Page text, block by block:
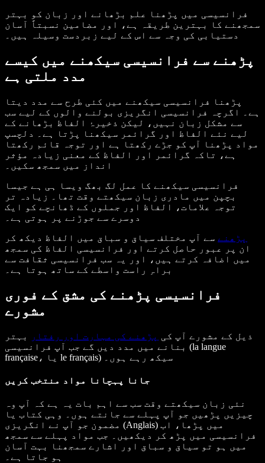
فرانسیسی میں پڑھنا علم بڑھانے اور زبان کو بہتر
سمجھنے کا بہترین طریقہ ہے، اور مضامین نسبتاً آسان
دستیابی کی وجہ سے اس کے لیے زبردست وسیلہ ہیں۔
پڑھنے سے فرانسیسی سیکھنے میں کیسے
مدد ملتی ہے
پڑھنا فرانسیسی سیکھنے میں کئی طرح سے مدد دیتا
ہے۔ اگرچہ فرانسیسی انگریزی بولنے والوں کے لیے سب
سے مشکل زبان نہیں، لیکن ذخیرۂ الفاظ بڑھانے کے
لیے نئے الفاظ اور گرائمر سیکھنا پڑتا ہے۔ دلچسپ
مواد پڑھنا آپ کو جڑے رکھتا ہے اور توجہ قائم رکھتا
ہے، تاکہ گرائمر اور الفاظ کے معنی زیادہ مؤثر
انداز میں سمجھ سکیں۔
فرانسیسی سیکھنے کا عمل لگ بھگ ویسا ہی ہے جیسا
بچپن میں مادری زبان سیکھتے وقت تھا۔ زیادہ تر
توجہ علامات، الفاظ اور جملوں کے ڈھانچے کو ایک
دوسرے سے جوڑنے پر ہوتی ہے۔
پڑھنے سے آپ مختلف سیاق و سباق میں الفاظ دیکھ کر
ان پر عبور حاصل کرتے اور فرانسیسی الفاظ کی سمجھ
میں اضافہ کرتے ہیں، اور یہ سب فرانسیسی ثقافت سے
براہِ راست واسطے کے ساتھ ہوتا ہے۔
فرانسیسی پڑھنے کی مشق کے فوری
مشورے
ذیل کے مشورے آپ کی پڑھنے کی مہارت اور رفتار
بہتر
بنانے میں مدد دیں گے جب آپ فرانسیسی (la langue
française، یا le français) سیکھ رہے ہوں۔
جانا پہچانا مواد منتخب کریں
نئی زبان سیکھتے وقت سب سے اہم بات یہ ہے کہ آپ وہ
چیزیں پڑھیں جو آپ پہلے سے جانتے ہوں۔ وہی کتاب یا
مضمون جو آپ نے انگریزی (Anglais) میں پڑھا، اب
فرانسیسی میں پڑھ کر دیکھیں۔ جب مواد پہلے سے سمجھ
میں ہو تو سیاق و سباق اور اشارے سمجھنا بہت آسان
ہو جاتا ہے۔